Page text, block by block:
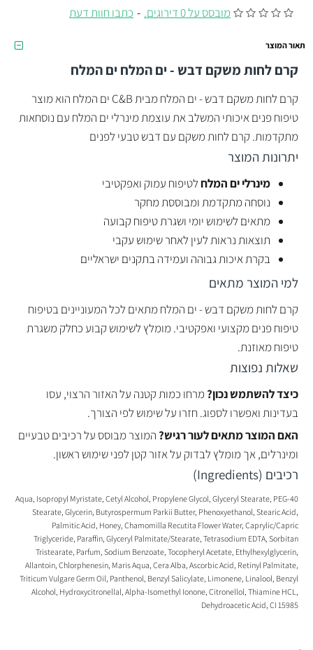
מובסס על 0 דירוגים. - כתבו חוות דעת
תאור המוצר
קרם לחות משקם דבש - ים המלח ים המלח
קרם לחות משקם דבש - ים המלח מבית C&B ים המלח הוא מוצר
טיפוח פנים איכותי המשלב את עוצמת מינרלי ים המלח עם נוסחאות
מתקדמות. קרם לחות משקם עם דבש טבעי לפנים
יתרונות המוצר
מינרלי ים המלחלטיפוח עמוק ואפקטיבי
נוסחה מתקדמת ומבוססת מחקר
מתאים לשימוש יומי ושגרת טיפוח קבועה
תוצאות נראות לעין לאחר שימוש עקבי
בקרת איכות גבוהה ועמידה בתקנים ישראליים
למי המוצר מתאים
קרם לחות משקם דבש - ים המלח מתאים לכל המעוניינים בטיפוח
טיפוח פנים מקצועי ואפקטיבי. מומלץ לשימוש קבוע כחלק משגרת
טיפוח מאוזנת.
שאלות נפוצות
כיצד להשתמש נכון?מרחו כמות קטנה על האזור הרצוי, עסו
בעדינות ואפשרו לספוג. חזרו על שימוש לפי הצורך.
האם המוצר מתאים לעור רגיש? המוצר מבוסס על רכיבים טבעיים
ומינרלים, אך מומלץ לבדוק על אזור קטן לפני שימוש ראשון.
רכיבים (Ingredients)
Aqua, Isopropyl Myristate, Cetyl Alcohol, Propylene Glycol, Glyceryl Stearate, PEG-40
Stearate, Glycerin, Butyrospermum Parkii Butter, Phenoxyethanol, Stearic Acid,
Palmitic Acid, Honey, Chamomilla Recutita Flower Water, Caprylic/Capric
Triglyceride, Paraffin, Glyceryl Palmitate/Stearate, Tetrasodium EDTA, Sorbitan
Tristearate, Parfum, Sodium Benzoate, Tocopheryl Acetate, Ethylhexylglycerin,
Allantoin, Chlorphenesin, Maris Aqua, Cera Alba, Ascorbic Acid, Retinyl Palmitate,
Triticum Vulgare Germ Oil, Panthenol, Benzyl Salicylate, Limonene, Linalool, Benzyl
Alcohol, Hydroxycitronellal, Alpha-Isomethyl Ionone, Citronellol, Thiamine HCL,
Dehydroacetic Acid, CI 15985